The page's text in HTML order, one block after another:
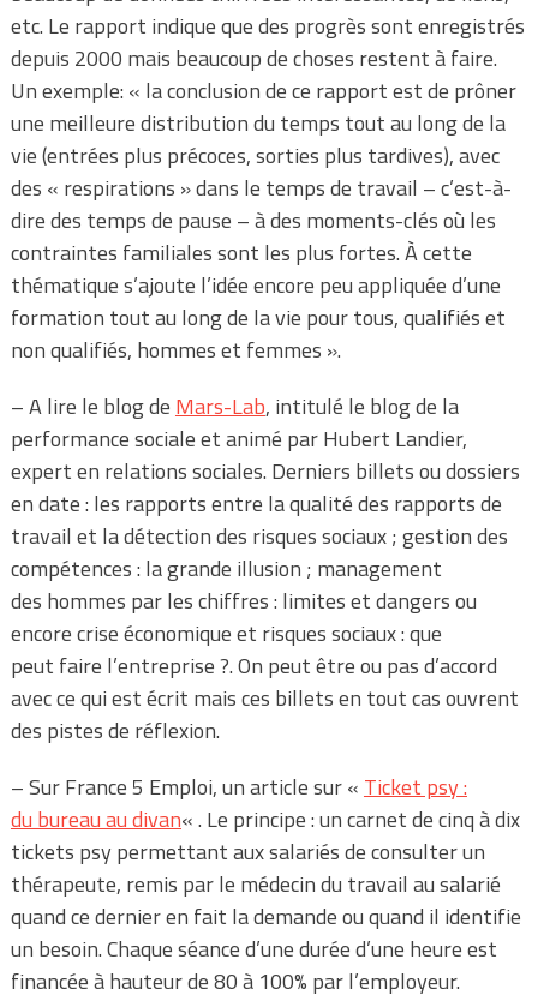
etc. Le rapport indique que des progrès sont enregistrés
depuis 2000 mais beaucoup de choses restent à faire.
Un exemple: « la conclusion de ce rapport est de prôner
une meilleure distribution du temps tout au long de la
vie (entrées plus précoces, sorties plus tardives), avec
des « respirations » dans le temps de travail – c’est-à-
dire des temps de pause – à des moments-clés où les
contraintes familiales sont les plus fortes. À cette
thématique s’ajoute l’idée encore peu appliquée d’une
formation tout au long de la vie pour tous, qualifiés et
non qualifiés, hommes et femmes ».
– A lire le blog de Mars-Lab, intitulé le blog de la
performance sociale et animé par Hubert Landier,
expert en relations sociales. Derniers billets ou dossiers
en date : les rapports entre la qualité des rapports de
travail et la détection des risques sociaux ; gestion des
compétences : la grande illusion ; management
des hommes par les chiffres : limites et dangers ou
encore crise économique et risques sociaux : que
peut faire l’entreprise ?. On peut être ou pas d’accord
avec ce qui est écrit mais ces billets en tout cas ouvrent
des pistes de réflexion.
– Sur France 5 Emploi, un article sur « Ticket psy :
du bureau au divan« . Le principe : un carnet de cinq à dix
tickets psy permettant aux salariés de consulter un
thérapeute, remis par le médecin du travail au salarié
quand ce dernier en fait la demande ou quand il identifie
un besoin. Chaque séance d’une durée d’une heure est
financée à hauteur de 80 à 100% par l’employeur.